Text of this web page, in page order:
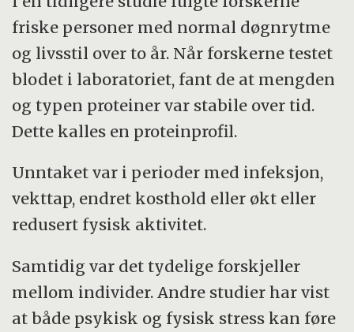
friske personer med normal døgnrytme
og livsstil over to år. Når forskerne testet
blodet i laboratoriet, fant de at mengden
og typen proteiner var stabile over tid.
Dette kalles en proteinprofil.
Unntaket var i perioder med infeksjon,
vekttap, endret kosthold eller økt eller
redusert fysisk aktivitet.
Samtidig var det tydelige forskjeller
mellom individer. Andre studier har vist
at både psykisk og fysisk stress kan føre